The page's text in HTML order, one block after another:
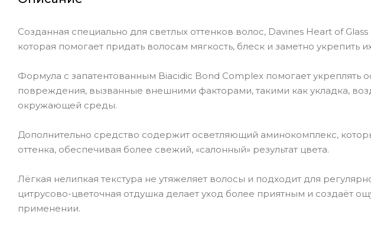
Созданная специально для светлых оттенков волос, Davines Heart of
которая помогает придать волосам мягкость, блеск и заметно укрепить
Формула с запатентованным Biacidic Bond Complex помогает укреплять
повреждения, вызванные внешними факторами, такими как укладка,
окружающей среды.
Дополнительно средство содержит осветляющий аминокомплекс,
оттенка, обеспечивая более свежий, «салонный» результат цвета.
Лёгкая нелипкая текстура не утяжеляет волосы и подходит для
цитрусово-цветочная отдушка делает уход более приятным и создаёт
применении.